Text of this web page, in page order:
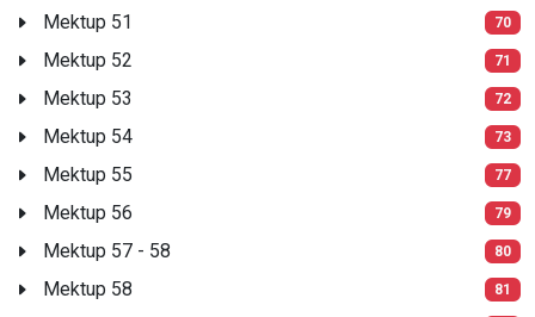
Mektup 51 70
Mektup 52 71
Mektup 53 72
Mektup 54 73
Mektup 55 77
Mektup 56 79
Mektup 57 - 58 80
Mektup 58 81